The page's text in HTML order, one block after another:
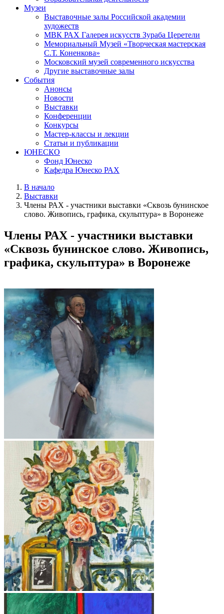
Музеи
Выставочные залы Российской академии
художеств
МВК РАХ Галерея искусств Зураба Церетели
Мемориальный Музей «Творческая мастерская
С.Т. Коненкова»
Московский музей современного искусства
Другие выставочные залы
События
Анонсы
Новости
Выставки
Конференции
Конкурсы
Мастер-классы и лекции
Статьи и публикации
ЮНЕСКО
Фонд Юнеско
Кафедра Юнеско РАХ
В начало
Выставки
Члены РАХ - участники выставки «Сквозь бунинское
слово. Живопись, графика, скульптура» в Воронеже
Члены РАХ - участники выставки
«Сквозь бунинское слово. Живопись,
графика, скульптура» в Воронеже